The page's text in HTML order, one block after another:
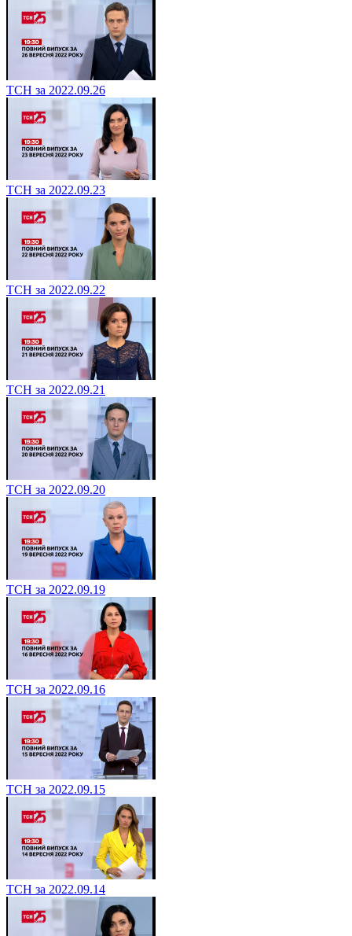
ТСН за 2022.09.26
ТСН за 2022.09.23
ТСН за 2022.09.22
ТСН за 2022.09.21
ТСН за 2022.09.20
ТСН за 2022.09.19
ТСН за 2022.09.16
ТСН за 2022.09.15
ТСН за 2022.09.14